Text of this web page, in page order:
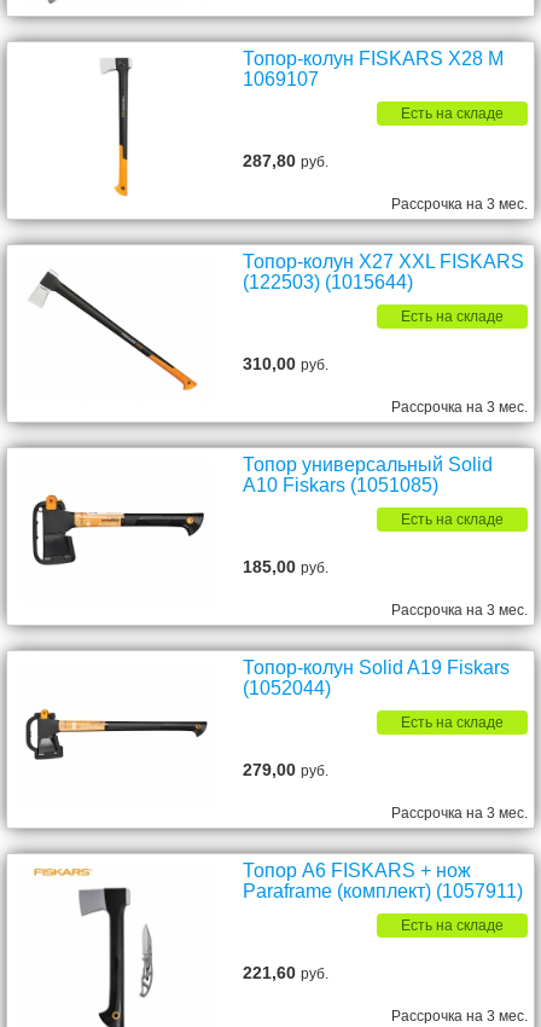
Топор-колун FISKARS X28 M
1069107
Есть на складе
287,80руб.
Рассрочка на 3 мес.
Топор-колун X27 XXL FISKARS
(122503) (1015644)
Есть на складе
310,00руб.
Рассрочка на 3 мес.
Топор универсальный Solid
A10 Fiskars (1051085)
Есть на складе
185,00руб.
Рассрочка на 3 мес.
Топор-колун Solid A19 Fiskars
(1052044)
Есть на складе
279,00руб.
Рассрочка на 3 мес.
Топор A6 FISKARS + нож
Paraframe (комплект) (1057911)
Есть на складе
221,60руб.
Рассрочка на 3 мес.